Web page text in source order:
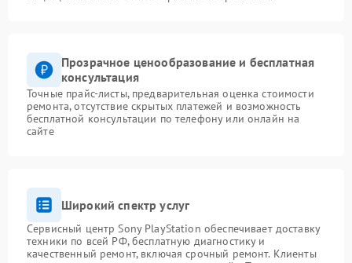
Прозрачное ценообразование и бесплатная
консультация
Точные прайс-листы, предварительная оценка стоимости
ремонта, отсутствие скрытых платежей и возможность
бесплатной консультации по телефону или онлайн на
сайте
Широкий спектр услуг
Сервисный центр Sony PlayStation обеспечивает доставку
техники по всей РФ, бесплатную диагностику и
качественный ремонт, включая срочный ремонт. Клиенты